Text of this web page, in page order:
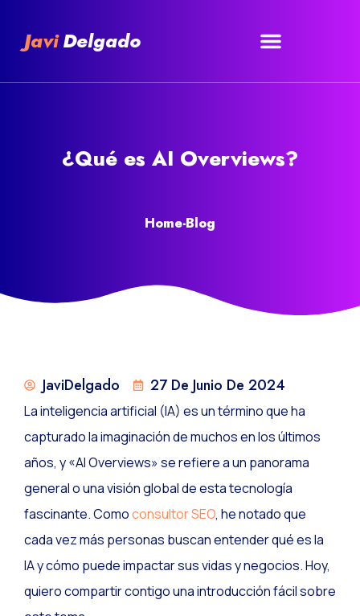
JaviDelgado
¿Qué es AI Overviews?
Home-Blog
JaviDelgado 27 De Junio De 2024
La inteligencia artificial (IA) es un término que ha
capturado la imaginación de muchos en los últimos
años, y «AI Overviews» se refiere a un panorama
general o una visión global de esta tecnología
fascinante. Comoconsultor SEO, he notado que
cada vez más personas buscan entender qué es la
IA y cómo puede impactar sus vidas y negocios. Hoy,
quiero compartir contigo una introducción fácil sobre